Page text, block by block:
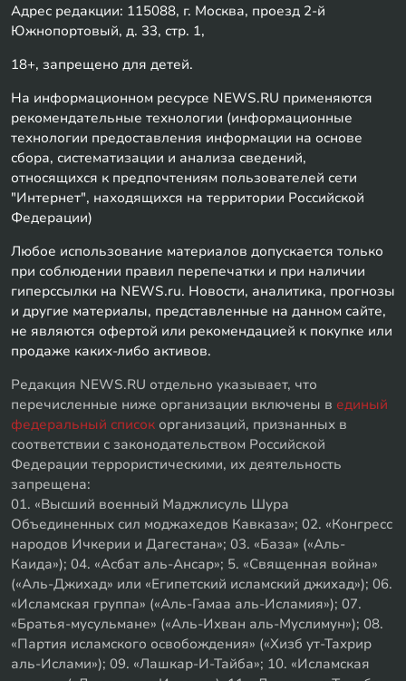
Адрес редакции: 115088, г. Москва, проезд 2-й
Южнопортовый, д. 33, стр. 1,
18+, запрещено для детей.
На информационном ресурсе NEWS.RU применяются
рекомендательные технологии (информационные
технологии предоставления информации на основе
сбора, систематизации и анализа сведений,
относящихся к предпочтениям пользователей сети
"Интернет", находящихся на территории Российской
Федерации)
Любое использование материалов допускается только
при соблюдении правил перепечатки и при наличии
гиперссылки на NEWS.ru. Новости, аналитика, прогнозы
и другие материалы, представленные на данном сайте,
не являются офертой или рекомендацией к покупке или
продаже каких-либо активов.
Редакция NEWS.RU отдельно указывает, что
перечисленные ниже организации включены в единый
федеральный список организаций, признанных в
соответствии с законодательством Российской
Федерации террористическими, их деятельность
запрещена:
01. «Высший военный Маджлисуль Шура
Объединенных сил моджахедов Кавказа»; 02. «Конгресс
народов Ичкерии и Дагестана»; 03. «База» («Аль-
Каида»); 04. «Асбат аль-Ансар»; 5. «Священная война»
(«Аль-Джихад» или «Египетский исламский джихад»); 06.
«Исламская группа» («Аль-Гамаа аль-Исламия»); 07.
«Братья-мусульмане» («Аль-Ихван аль-Муслимун»); 08.
«Партия исламского освобождения» («Хизб ут-Тахрир
аль-Ислами»); 09. «Лашкар-И-Тайба»; 10. «Исламская